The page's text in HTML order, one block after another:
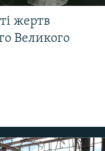
жертв
Великого